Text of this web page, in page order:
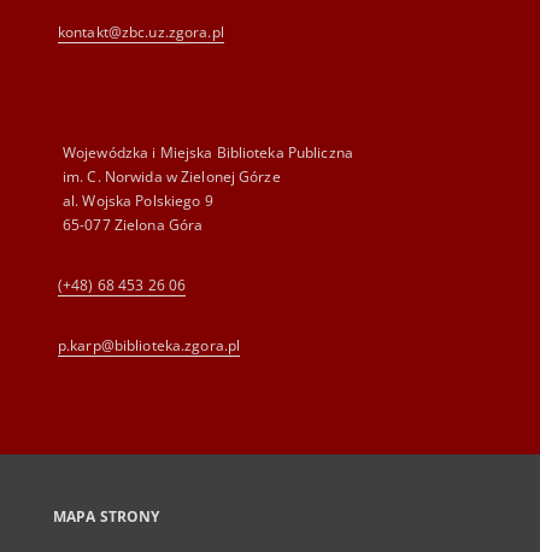
kontakt@zbc.uz.zgora.pl
Wojewódzka i Miejska Biblioteka Publiczna
im. C. Norwida w Zielonej Górze
al. Wojska Polskiego 9
65-077 Zielona Góra
(+48) 68 453 26 06
p.karp@biblioteka.zgora.pl
MAPA STRONY